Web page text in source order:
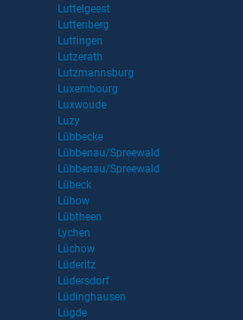
Luttelgeest
Luttenberg
Luttingen
Lutzerath
Lutzmannsburg
Luxembourg
Luxwoude
Luzy
Lübbecke
Lübbenau/Spreewald
Lübbenau/Spreewald
Lübeck
Lübow
Lübtheen
Lychen
Lüchow
Lüderitz
Lüdersdorf
Lüdinghausen
Lügde